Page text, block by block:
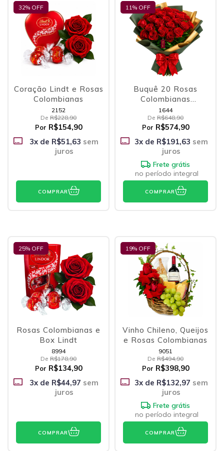
32% OFF
Coração Lindt e Rosas
Colombianas
2152
De R$228,90
Por R$154,90
3x de R$51,63 sem
juros
COMPRAR
11% OFF
Buquê 20 Rosas
Colombianas
Vermelhas
1644
De R$648,90
Por R$574,90
3x de R$191,63 sem
juros
Frete grátis
no período integral
COMPRAR
25% OFF
Rosas Colombianas e
Box Lindt
8994
De R$178,90
Por R$134,90
3x de R$44,97 sem
juros
COMPRAR
19% OFF
Vinho Chileno, Queijos
e Rosas Colombianas
9051
De R$494,90
Por R$398,90
3x de R$132,97 sem
juros
Frete grátis
no período integral
COMPRAR